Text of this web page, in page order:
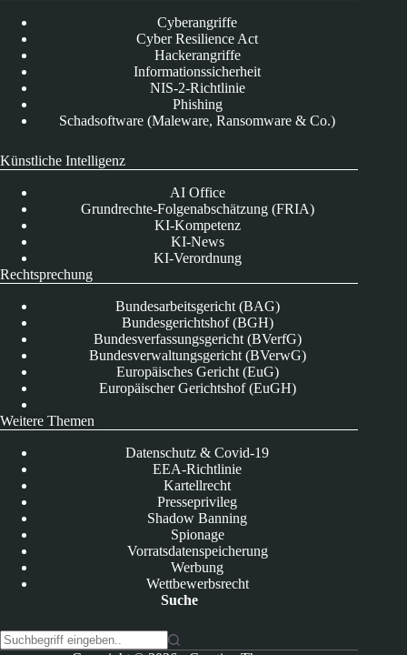
Cyberangriffe
Cyber Resilience Act
Hackerangriffe
Informationssicherheit
NIS-2-Richtlinie
Phishing
Schadsoftware (Maleware, Ransomware & Co.)
Künstliche Intelligenz
AI Office
Grundrechte-Folgenabschätzung (FRIA)
KI-Kompetenz
KI-News
KI-Verordnung
Rechtsprechung
Bundesarbeitsgericht (BAG)
Bundesgerichtshof (BGH)
Bundesverfassungsgericht (BVerfG)
Bundesverwaltungsgericht (BVerwG)
Europäisches Gericht (EuG)
Europäischer Gerichtshof (EuGH)
Weitere Themen
Datenschutz & Covid-19
EEA-Richtlinie
Kartellrecht
Presseprivileg
Shadow Banning
Spionage
Vorratsdatenspeicherung
Werbung
Wettbewerbsrecht
Suche